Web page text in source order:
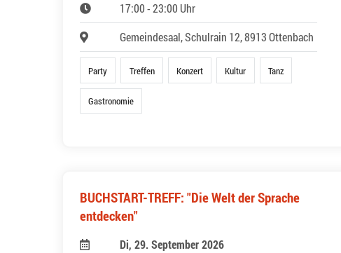
17:00 - 23:00 Uhr
Gemeindesaal, Schulrain 12, 8913 Ottenbach
Party Treffen Konzert Kultur Tanz
Gastronomie
BUCHSTART-TREFF: "Die Welt der Sprache
entdecken"
Di, 29. September 2026